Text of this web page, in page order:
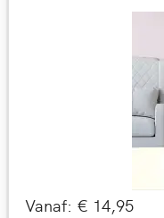
Vanaf: € 14,95